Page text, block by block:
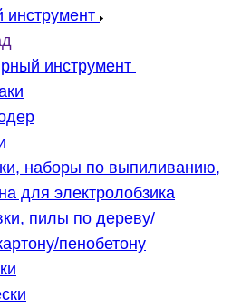
инструмент
наборы по выпиливанию,
для электролобзика
пилы по дереву/
пенобетону